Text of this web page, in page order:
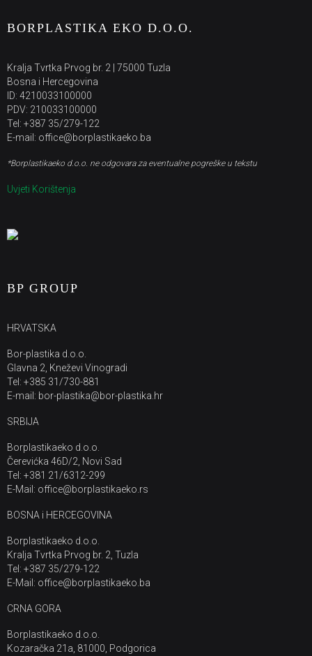
BORPLASTIKA EKO D.O.O.
Kralja Tvrtka Prvog br. 2 | 75000 Tuzla
Bosna i Hercegovina
ID: 4210033100000
PDV: 210033100000
Tel: +387 35/279-122
E-mail: office@borplastikaeko.ba
*Borplastikaeko d.o.o. ne odgovara za eventualne pogreške u tekstu
Uvjeti Korištenja
BP GROUP
HRVATSKA
Bor-plastika d.o.o.
Glavna 2, Kneževi Vinogradi
Tel: +385 31/730-881
E-mail: bor-plastika@bor-plastika.hr
SRBIJA
Borplastikaeko d.o.o.
Čerevićka 46D/2, Novi Sad
Tel: +381 21/6312-299
E-Mail: office@borplastikaeko.rs
BOSNA i HERCEGOVINA
Borplastikaeko d.o.o.
Kralja Tvrtka Prvog br. 2, Tuzla
Tel: +387 35/279-122
E-Mail: office@borplastikaeko.ba
CRNA GORA
Borplastikaeko d.o.o.
Kozaračka 21a, 81000, Podgorica